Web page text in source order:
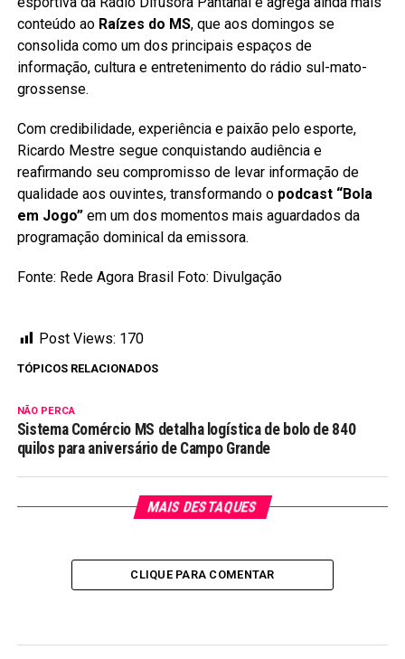
conteúdo ao Raízes do MS, que aos domingos se
consolida como um dos principais espaços de
informação, cultura e entretenimento do rádio sul-mato-
grossense.
Com credibilidade, experiência e paixão pelo esporte,
Ricardo Mestre segue conquistando audiência e
reafirmando seu compromisso de levar informação de
qualidade aos ouvintes, transformando o podcast “Bola
em Jogo”em um dos momentos mais aguardados da
programação dominical da emissora.
Fonte: Rede Agora Brasil Foto: Divulgação
Post Views: 170
TÓPICOS RELACIONADOS
NÃO PERCA
Sistema Comércio MS detalha logística de bolo de 840
quilos para aniversário de Campo Grande
MAIS DESTAQUES
CLIQUE PARA COMENTAR